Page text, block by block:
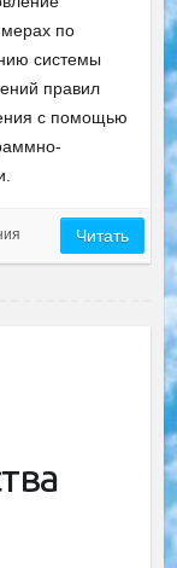
мерах по
системы
правил
с помощью
Читать